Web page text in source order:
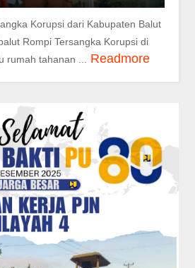
Korupsi dari Kabupaten Balut
Rompi Tersangka Korupsi di
rumah tahanan ...
Readmore